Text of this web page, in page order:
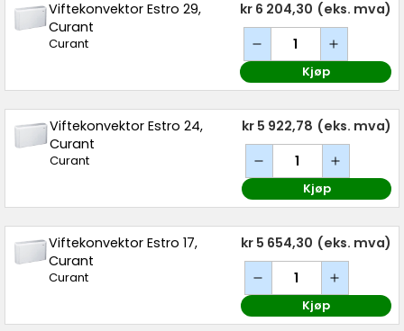
Viftekonvektor Estro 29,
Curant
Curant
kr 6 204,30 (eks. mva)
Kjøp
Viftekonvektor Estro 24,
Curant
Curant
kr 5 922,78 (eks. mva)
Kjøp
Viftekonvektor Estro 17,
Curant
Curant
kr 5 654,30 (eks. mva)
Kjøp